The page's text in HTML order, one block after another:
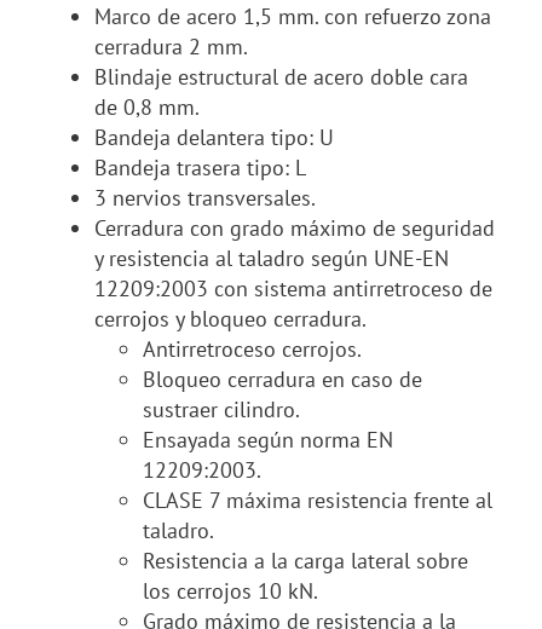
Marco de acero 1,5 mm. con refuerzo zona
cerradura 2 mm.
Blindaje estructural de acero doble cara
de 0,8 mm.
Bandeja delantera tipo: U
Bandeja trasera tipo: L
3 nervios transversales.
Cerradura con grado máximo de seguridad
y resistencia al taladro según UNE-EN
12209:2003 con sistema antirretroceso de
cerrojos y bloqueo cerradura.
Antirretroceso cerrojos.
Bloqueo cerradura en caso de
sustraer cilindro.
Ensayada según norma EN
12209:2003.
CLASE 7 máxima resistencia frente al
taladro.
Resistencia a la carga lateral sobre
los cerrojos 10 kN.
Grado máximo de resistencia a la